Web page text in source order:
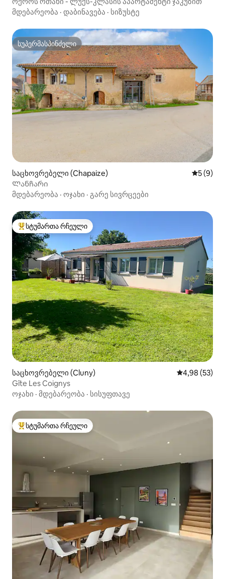
მდებარეობა · დაბინავება · სიზუსტე
სუპერმასპინძელი
სუპერმასპინძელი
საცხოვრებელი (Chapaize) საშუალო
5 (9)
Ლანჩარი
მდებარეობა · ოჯახი · გარე სივრცეები
სტუმართა რჩეული მოწინავე ვარიანტი
სტუმართა რჩეული
საცხოვრებელი (Cluny) საშუალო
4,98 (53)
Gîte Les Coignys
ოჯახი · მდებარეობა · სისუფთავე
სტუმართა რჩეული მოწინავე ვარიანტი
სტუმართა რჩეული